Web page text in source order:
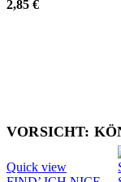
2,85 €
VORSICHT:
Quick view